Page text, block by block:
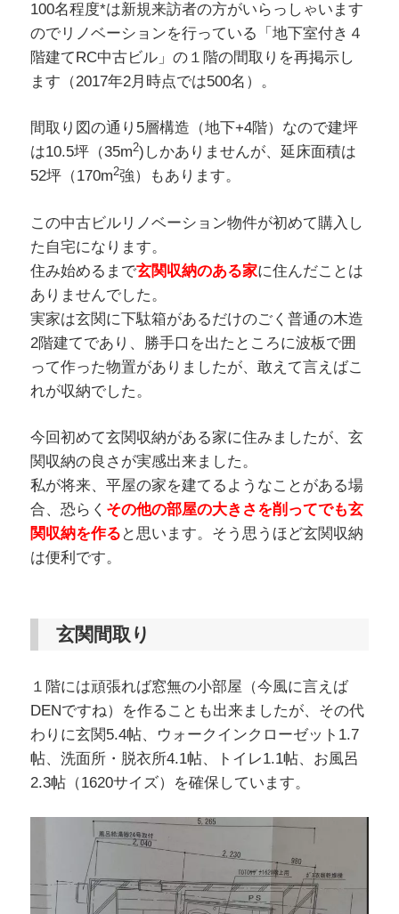
100名程度*は新規来訪者の方がいらっしゃいます
のでリノベーションを行っている「地下室付き４
階建てRC中古ビル」の１階の間取りを再掲示し
ます（2017年2月時点では500名）。
間取り図の通り5層構造（地下+4階）なので建坪
は10.5坪（35m2)しかありませんが、延床面積は
52坪（170m2強）もあります。
この中古ビルリノベーション物件が初めて購入し
た自宅になります。
住み始めるまで玄関収納のある家に住んだことは
ありませんでした。
実家は玄関に下駄箱があるだけのごく普通の木造
2階建てであり、勝手口を出たところに波板で囲
って作った物置がありましたが、敢えて言えばこ
れが収納でした。
今回初めて玄関収納がある家に住みましたが、玄
関収納の良さが実感出来ました。
私が将来、平屋の家を建てるようなことがある場
合、恐らく その他の部屋の大きさを削ってでも玄
関収納を作る と思います。そう思うほど玄関収納
は便利です。
玄関間取り
１階には頑張れば窓無の小部屋（今風に言えば
DENですね）を作ることも出来ましたが、その代
わりに玄関5.4帖、ウォークインクローゼット1.7
帖、洗面所・脱衣所4.1帖、トイレ1.1帖、お風呂
2.3帖（1620サイズ）を確保しています。